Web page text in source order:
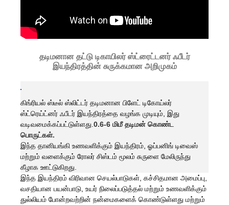
தடிமனான தட்டு டிகாயிலர் ஸ்ட்ரைட்டனர் ஃபீடர்
இயந்திரத்தின் சுருக்கமான அறிமுகம்
கிங்ரியல் ஸ்டீல் ஸ்லிட்டர் தடிமனான பிளேட் டிகோய்லர்
ஸ்ட்ரெய்ட்னர் ஃபீடர் இயந்திரத்தை வழங்க முடியும், இது
வடிவமைக்கப்பட்டுள்ளது. 0.6-6 மிமீ தடிமன் கொண்ட
பொருட்கள்.
இந்த தானியங்கி உணவளிக்கும் இயந்திரம், ஓப்பனிங் டிவைஸ்
மற்றும் வளைக்கும் ரோலர் சிஸ்டம் மூலம் சுருளை மேலிருந்து
கீழாக ஊட்டுகிறது.
இந்த இயந்திரம் விரிவான செயல்பாடுகள், கச்சிதமான அமைப்பு,
வசதியான பயன்பாடு, உயர் நிலைப்படுத்தல் மற்றும் உணவளிக்கும்
துல்லியம் போன்றவற்றின் நன்மைகளைக் கொண்டுள்ளது மற்றும்